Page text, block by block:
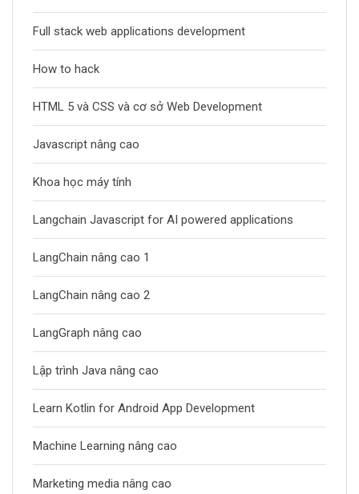
Full stack web applications development
How to hack
HTML 5 và CSS và cơ sở Web Development
Javascript nâng cao
Khoa học máy tính
Langchain Javascript for AI powered applications
LangChain nâng cao 1
LangChain nâng cao 2
LangGraph nâng cao
Lập trình Java nâng cao
Learn Kotlin for Android App Development
Machine Learning nâng cao
Marketing media nâng cao